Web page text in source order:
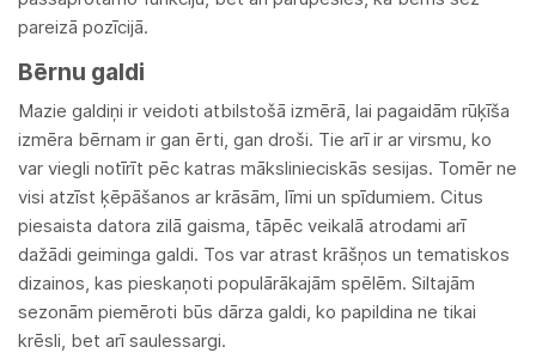
pareizā pozīcijā.
Bērnu galdi
Mazie galdiņi ir veidoti atbilstošā izmērā, lai pagaidām rūķīša
izmēra bērnam ir gan ērti, gan droši. Tie arī ir ar virsmu, ko
var viegli notīrīt pēc katras mākslinieciskās sesijas. Tomēr ne
visi atzīst ķēpāšanos ar krāsām, līmi un spīdumiem. Citus
piesaista datora zilā gaisma, tāpēc veikalā atrodami arī
dažādi geiminga galdi. Tos var atrast krāšņos un tematiskos
dizainos, kas pieskaņoti populārākajām spēlēm. Siltajām
sezonām piemēroti būs dārza galdi, ko papildina ne tikai
krēsli, bet arī saulessargi.